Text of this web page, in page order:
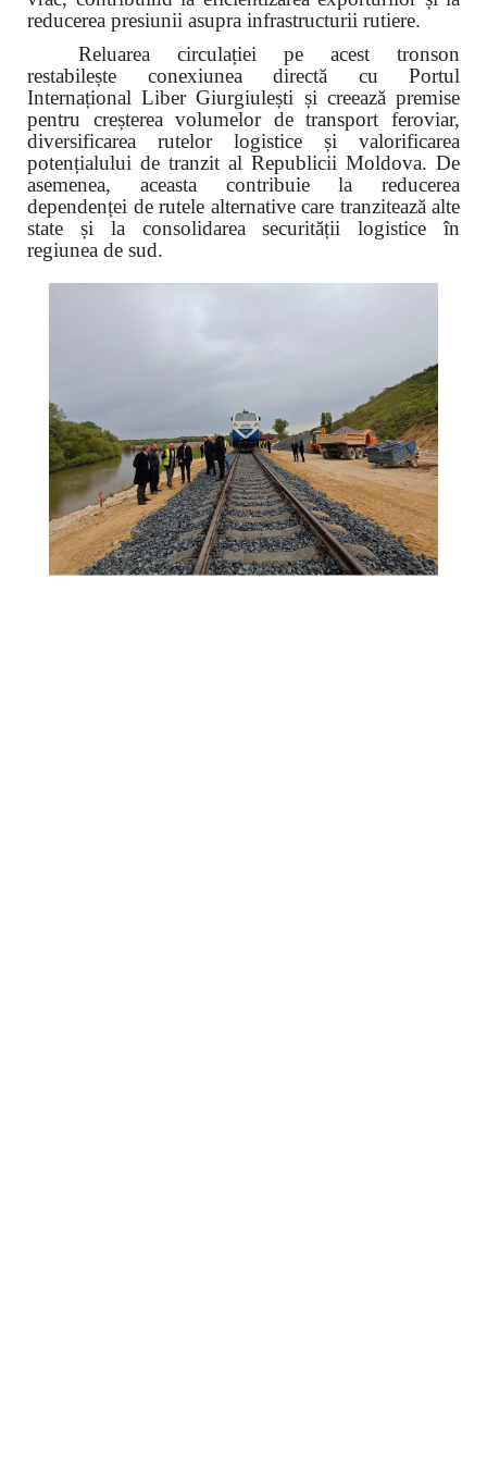
reducerea presiunii asupra infrastructurii rutiere.
Reluarea circulației pe acest tronson
restabilește conexiunea directă cu Portul
Internațional Liber Giurgiulești și creează premise
pentru creșterea volumelor de transport feroviar,
diversificarea rutelor logistice și valorificarea
potențialului de tranzit al Republicii Moldova. De
asemenea, aceasta contribuie la reducerea
dependenței de rutele alternative care tranzitează alte
state și la consolidarea securității logistice în
regiunea de sud.